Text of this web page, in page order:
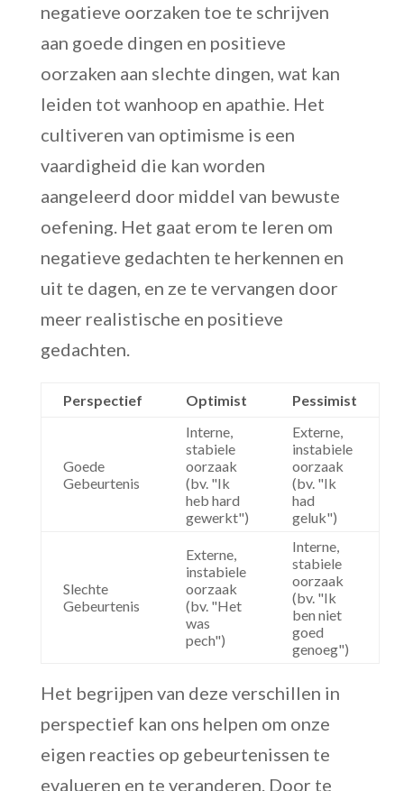
negatieve oorzaken toe te schrijven
aan goede dingen en positieve
oorzaken aan slechte dingen, wat kan
leiden tot wanhoop en apathie. Het
cultiveren van optimisme is een
vaardigheid die kan worden
aangeleerd door middel van bewuste
oefening. Het gaat erom te leren om
negatieve gedachten te herkennen en
uit te dagen, en ze te vervangen door
meer realistische en positieve
gedachten.
Perspectief Optimist Pessimist
Goede
Gebeurtenis
Interne,
stabiele
oorzaak
(bv. "Ik
heb hard
gewerkt")
Externe,
instabiele
oorzaak
(bv. "Ik
had
geluk")
Slechte
Gebeurtenis
Externe,
instabiele
oorzaak
(bv. "Het
was
pech")
Interne,
stabiele
oorzaak
(bv. "Ik
ben niet
goed
genoeg")
Het begrijpen van deze verschillen in
perspectief kan ons helpen om onze
eigen reacties op gebeurtenissen te
evalueren en te veranderen. Door te